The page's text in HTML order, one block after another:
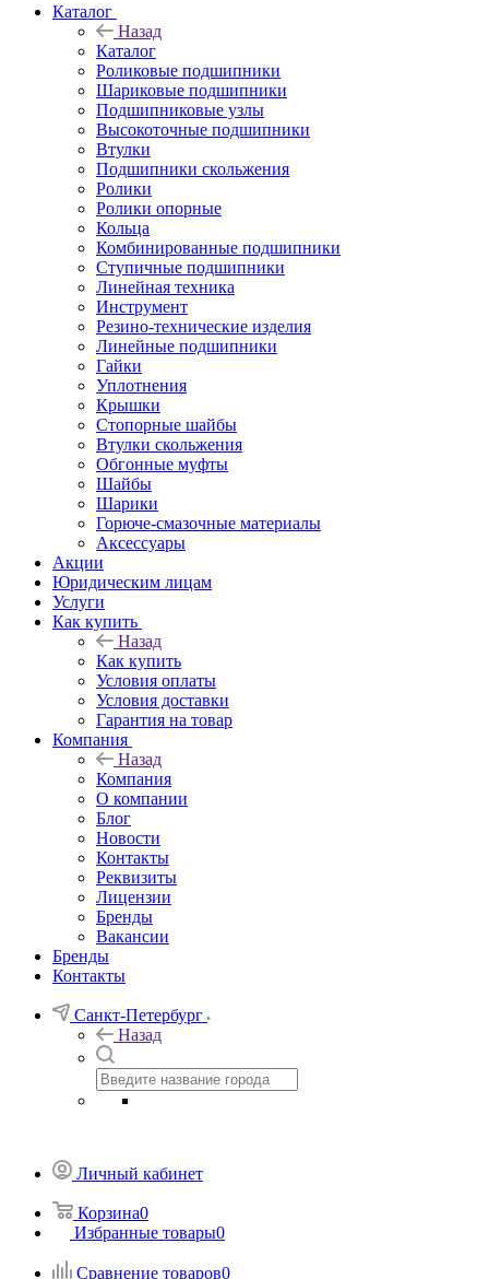
Каталог
Назад
Каталог
Роликовые подшипники
Шариковые подшипники
Подшипниковые узлы
Высокоточные подшипники
Втулки
Подшипники скольжения
Ролики
Ролики опорные
Кольца
Комбинированные подшипники
Ступичные подшипники
Линейная техника
Инструмент
Резино-технические изделия
Линейные подшипники
Гайки
Уплотнения
Крышки
Стопорные шайбы
Втулки скольжения
Обгонные муфты
Шайбы
Шарики
Горюче-смазочные материалы
Аксессуары
Акции
Юридическим лицам
Услуги
Как купить
Назад
Как купить
Условия оплаты
Условия доставки
Гарантия на товар
Компания
Назад
Компания
О компании
Блог
Новости
Контакты
Реквизиты
Лицензии
Бренды
Вакансии
Бренды
Контакты
Санкт-Петербург
Назад
Личный кабинет
Корзина0
Избранные товары0
Сравнение товаров0